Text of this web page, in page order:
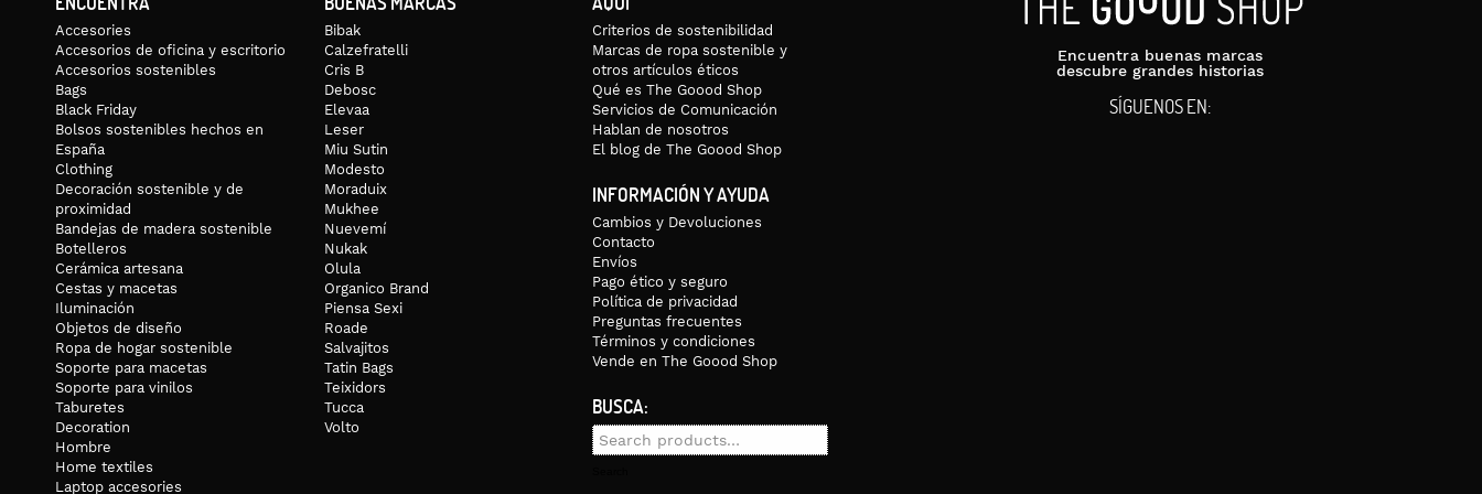
Eslovenia, Eslovenia, Suecia y Suiza
-Si estás en otro país, ponte en contacto con nosotras y encontraremos la forma de enviártelo.
Accesories
Accesorios de oficina y escritorio
Accesorios sostenibles
Bags
Black Friday
Bolsos sostenibles hechos en
España
Clothing
Decoración sostenible y de
proximidad
Bandejas de madera sostenible
Botelleros
Cerámica artesana
Cestas y macetas
Iluminación
Objetos de diseño
Ropa de hogar sostenible
Soporte para macetas
Soporte para vinilos
Taburetes
Decoration
Hombre
Home textiles
Laptop accesories
Bibak
Calzefratelli
Cris B
Debosc
Elevaa
Leser
Miu Sutin
Modesto
Moraduix
Mukhee
Nuevemí
Nukak
Olula
Organico Brand
Piensa Sexi
Roade
Salvajitos
Tatin Bags
Teixidors
Tucca
Volto
Criterios de sostenibilidad
Marcas de ropa sostenible y
otros artículos éticos
Qué es The Goood Shop
Servicios de Comunicación
Hablan de nosotros
El blog de The Goood Shop
INFORMACIÓN Y AYUDA
Cambios y Devoluciones
Contacto
Envíos
Pago ético y seguro
Política de privacidad
Preguntas frecuentes
Términos y condiciones
Vende en The Goood Shop
BUSCA:
Search
Encuentra buenas marcas
descubre grandes historias
SÍGUENOS EN: